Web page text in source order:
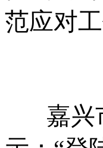
范应对工
嘉兴